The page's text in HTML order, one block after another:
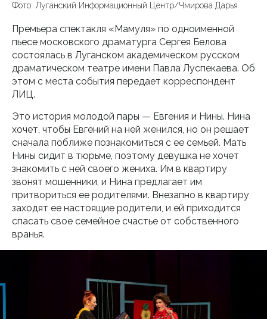
Фото: Луганский Информационный Центр/Чмирова Дарья
Премьера спектакля «Мамуля» по одноименной
пьесе московского драматурга Сергея Белова
состоялась в Луганском академическом русском
драматическом театре имени Павла Луспекаева. Об
этом с места события передает корреспондент
ЛИЦ.
Это история молодой пары — Евгения и Нины. Нина
хочет, чтобы Евгений на ней женился, но он решает
сначала поближе познакомиться с ее семьей. Мать
Нины сидит в тюрьме, поэтому девушка не хочет
знакомить с ней своего жениха. Им в квартиру
звонят мошенники, и Нина предлагает им
притвориться ее родителями. Внезапно в квартиру
заходят ее настоящие родители, и ей приходится
спасать свое семейное счастье от собственного
вранья.